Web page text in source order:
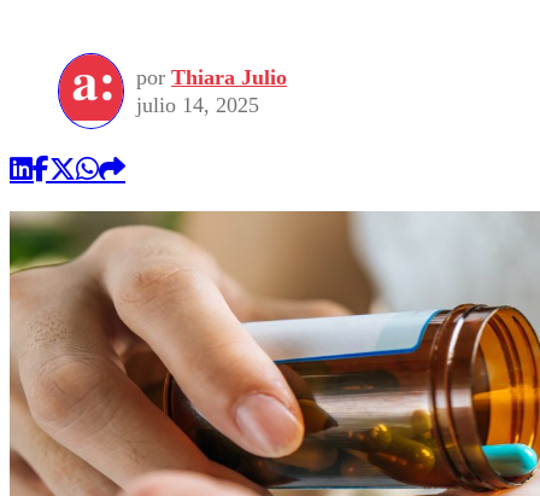
Seleccion Chilena
Torneo Internacional
Universidad de Chile
Economía
Internacional
Sustentabilidad
Publicaciones en medios
Opinión
por Thiara Julio
julio 14, 2025